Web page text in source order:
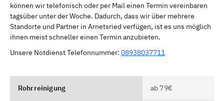
können wir telefonisch oder per Mail einen Termin vereinbaren
tagsüber unter der Woche. Dadurch, dass wir über mehrere
Standorte und Partner in Arnetsried verfügen, ist es uns möglich
ihnen meist schneller einen Termin anzubieten.
Unsere Notdienst Telefonnummer: 08938037711
Rohrreinigung ab 79€